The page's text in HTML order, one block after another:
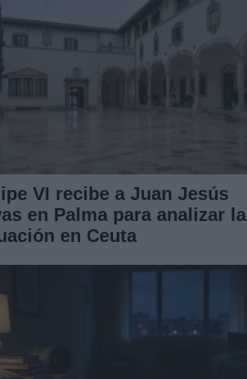
VI recibe a Juan Jesús
en Palma para analizar la
en Ceuta